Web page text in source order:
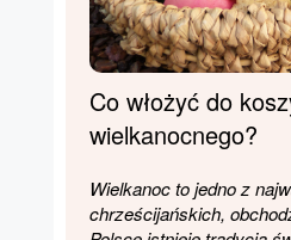
Co włożyć do
wielkanocnego?
Wielkanoc to jedno z
chrześcijańskich,